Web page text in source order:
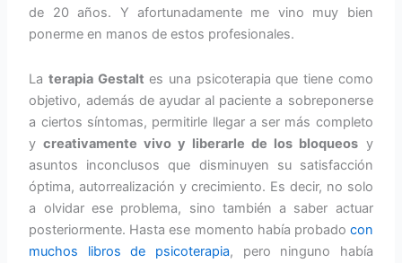
de 20 años. Y afortunadamente me vino muy bien
ponerme en manos de estos profesionales.
Laterapia Gestalt es una psicoterapia que tiene como
objetivo, además de ayudar al paciente a sobreponerse
a ciertos síntomas, permitirle llegar a ser más completo
y creativamente vivo y liberarle de los bloqueos y
asuntos inconclusos que disminuyen su satisfacción
óptima, autorrealización y crecimiento. Es decir, no solo
a olvidar ese problema, sino también a saber actuar
posteriormente. Hasta ese momento había probado con
muchos libros de psicoterapia, pero ninguno había